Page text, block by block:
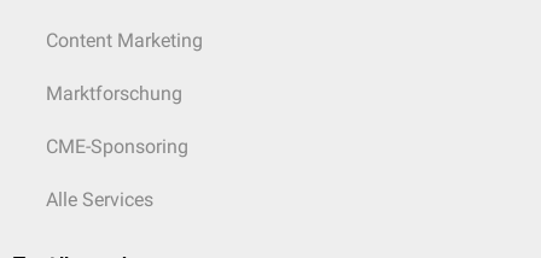
Content Marketing
Marktforschung
CME-Sponsoring
Alle Services